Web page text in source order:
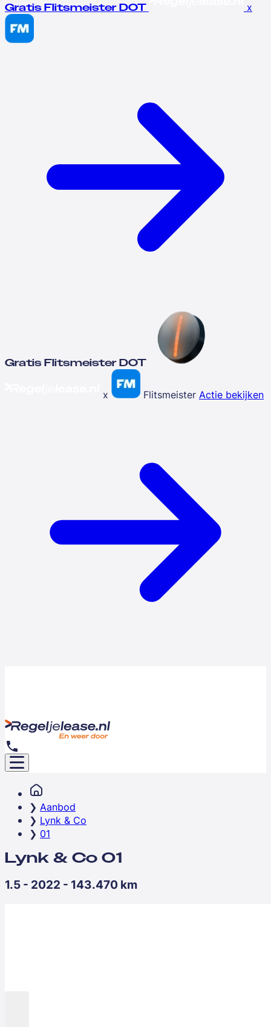
Gratis Flitsmeister DOT x
Gratis Flitsmeister DOT
x Flitsmeister Actie bekijken
Aanbod
Lynk & Co
01
Lynk & Co 01
1.5 - 2022 - 143.470 km